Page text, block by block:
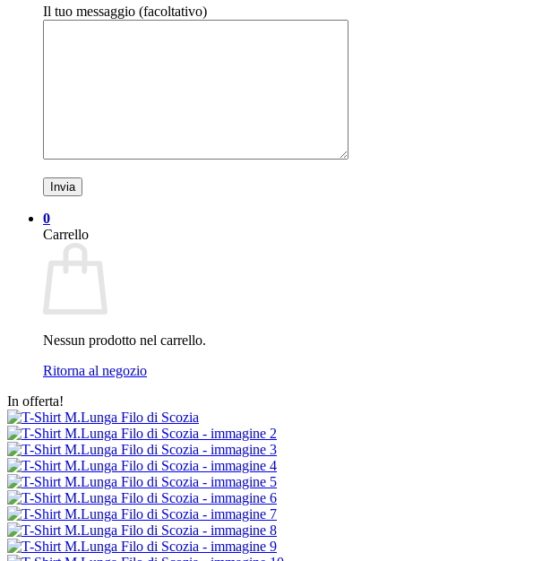
Il tuo messaggio (facoltativo)
0
Carrello
Nessun prodotto nel carrello.
Ritorna al negozio
In offerta!